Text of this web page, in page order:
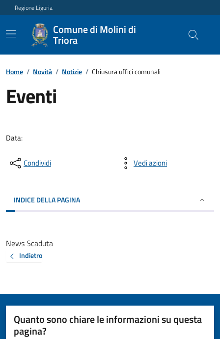
Regione Liguria
Comune di Molini di
Triora
Home / Novità / Notizie / Chiusura uffici comunali
Eventi
Data:
Condividi Vedi azioni
INDICE DELLA PAGINA
News Scaduta
Indietro
Quanto sono chiare le informazioni su questa
pagina?